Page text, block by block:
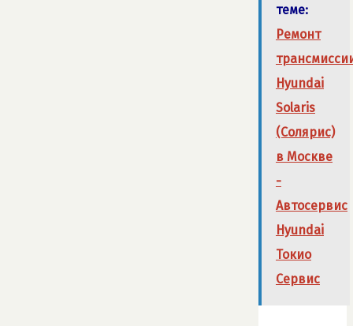
теме:
Ремонт
Hyundai
Solaris
(Солярис)
в Москве
-
Автосервис
Hyundai
Токио
Сервис